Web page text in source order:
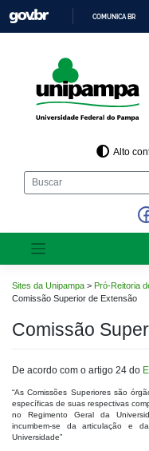
para
o
COMUNICA BR
Alto
Sites da Unipampa > Pró-Reitoria
Comissão Superior de Extensão
Comissão
De acordo com o artigo 24 do
“As Comissões Superiores são
específicas de suas respectivas
no Regimento Geral da
incumbem-se da articulação e
Universidade”